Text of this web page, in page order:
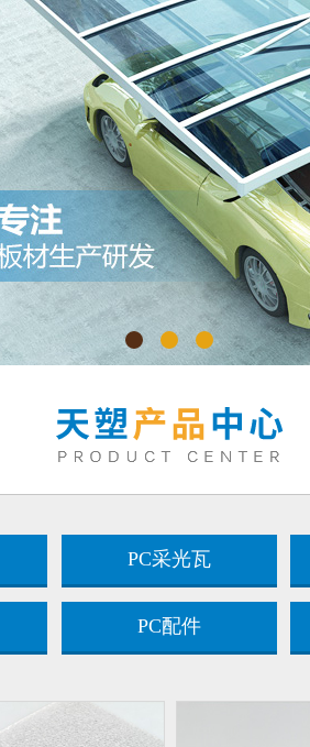
PC采光瓦
PC配件